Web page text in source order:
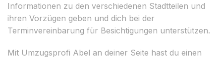
Informationen zu den verschiedenen Stadtteilen und
ihren Vorzügen geben und dich bei der
Terminvereinbarung für Besichtigungen unterstützen.
Mit Umzugsprofi Abel an deiner Seite hast du einen